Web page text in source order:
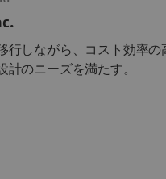
行しながら、コスト効率の
計のニーズを満たす。